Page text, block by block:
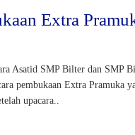
Extra
Asatid SMP Bilter dan SMP
pembukaan Extra Pramuka
upacara..